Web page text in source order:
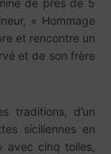
« Hommage
et rencontre un
et de son frère
traditions, d’un
siciliennes en
avec cinq toiles,